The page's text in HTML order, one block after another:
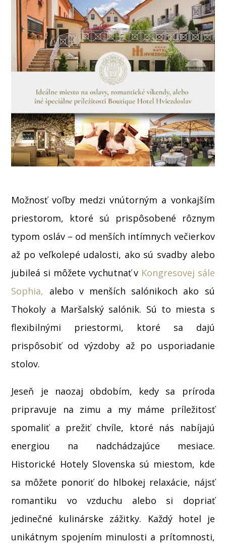
Možnosť voľby medzi vnútorným a vonkajším
priestorom, ktoré sú prispôsobené rôznym
typom osláv – od menších intímnych večierkov
až po veľkolepé udalosti, ako sú svadby alebo
jubileá si môžete vychutnať v Kongresovej sále
Sophia, alebo v menších salónikoch ako sú
Thokoly a Maršalský salónik. Sú to miesta s
flexibilnými priestormi, ktoré sa dajú
prispôsobiť od výzdoby až po usporiadanie
stolov.
Jeseň je naozaj obdobím, kedy sa príroda
pripravuje na zimu a my máme príležitosť
spomaliť a prežiť chvíle, ktoré nás nabíjajú
energiou na nadchádzajúce mesiace.
Historické Hotely Slovenska sú miestom, kde
sa môžete ponoriť do hlbokej relaxácie, nájsť
romantiku vo vzduchu alebo si dopriať
jedinečné kulinárske zážitky. Každý hotel je
unikátnym spojením minulosti a prítomnosti,